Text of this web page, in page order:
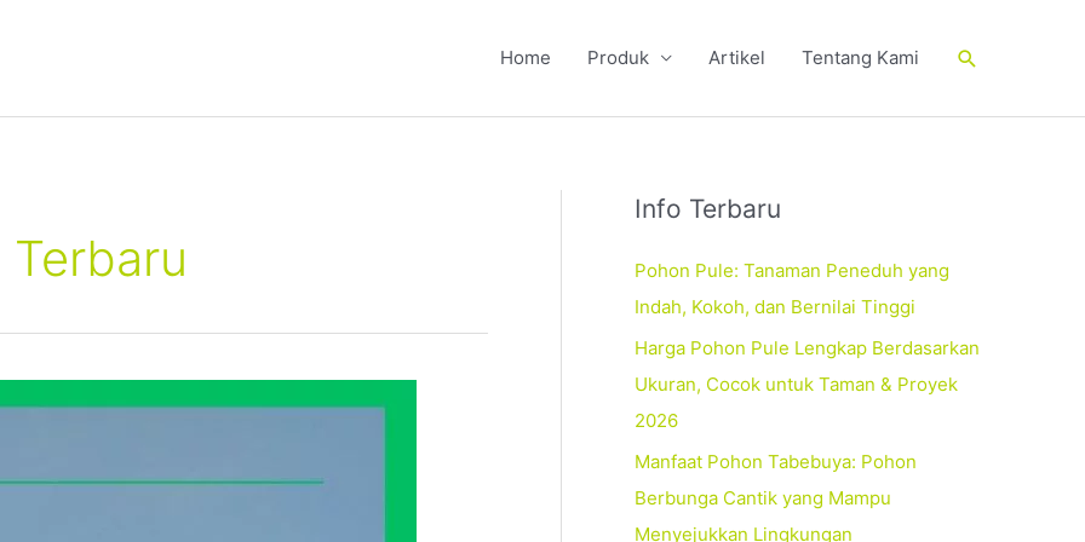
Home Produk Artikel Tentang Kami Cari
Info Terbaru
Pohon Pule: Tanaman Peneduh yang
Indah, Kokoh, dan Bernilai Tinggi
Harga Pohon Pule Lengkap Berdasarkan
Ukuran, Cocok untuk Taman & Proyek
2026
Manfaat Pohon Tabebuya: Pohon
Berbunga Cantik yang Mampu
Menyejukkan Lingkungan